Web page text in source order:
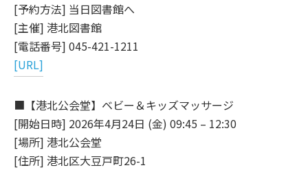
[予約方法] 当日図書館へ
[主催] 港北図書館
[電話番号] 045-421-1211
[URL]
■【港北公会堂】ベビー＆キッズマッサージ
[開始日時] 2026年4月24日 (金) 09:45 – 12:30
[場所] 港北公会堂
[住所] 港北区大豆戸町26-1